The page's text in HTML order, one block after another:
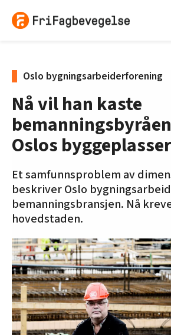
Oslo bygningsarbeiderforening
Nå vil han kaste
Oslos byggeplasser
Et samfunnsproblem av
beskriver Oslo
bemanningsbransjen. Nå
hovedstaden.